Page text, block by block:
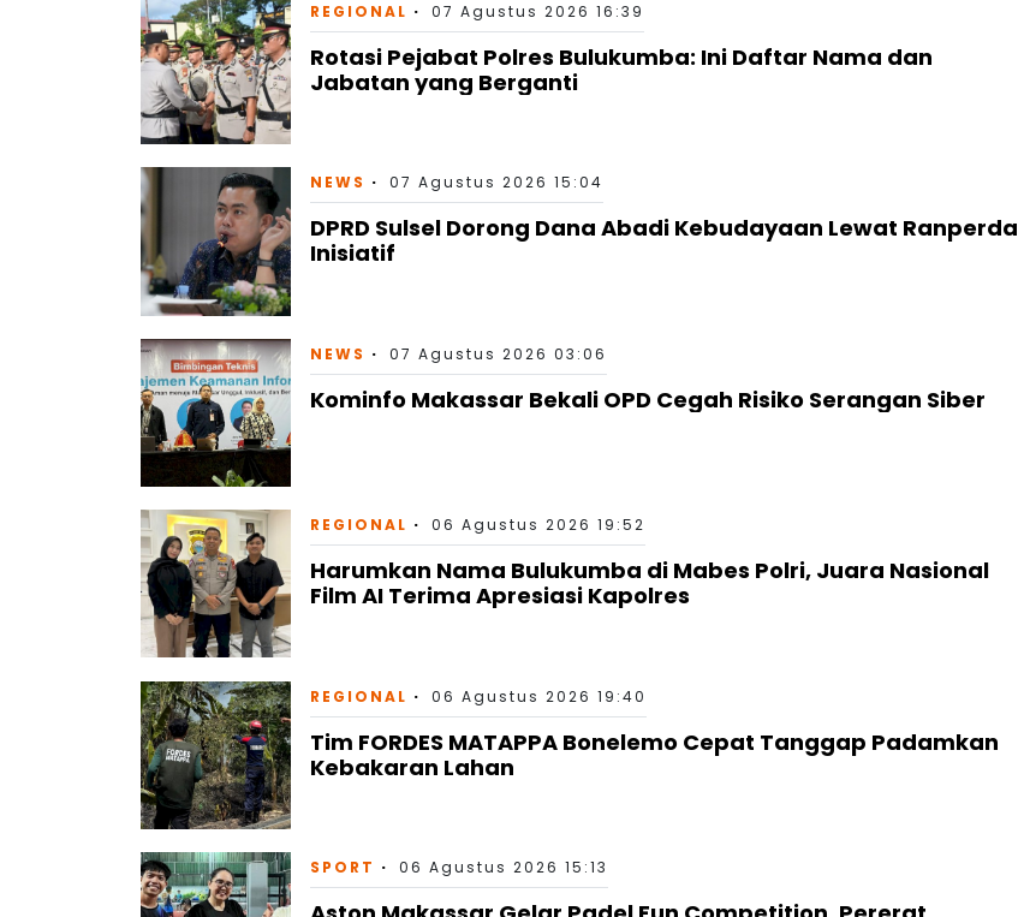
REGIONAL 07 Agustus 2026 16:39
Rotasi Pejabat Polres Bulukumba: Ini Daftar Nama dan
Jabatan yang Berganti
NEWS 07 Agustus 2026 15:04
DPRD Sulsel Dorong Dana Abadi Kebudayaan Lewat Ranperda
Inisiatif
NEWS 07 Agustus 2026 03:06
Kominfo Makassar Bekali OPD Cegah Risiko Serangan Siber
REGIONAL 06 Agustus 2026 19:52
Harumkan Nama Bulukumba di Mabes Polri, Juara Nasional
Film AI Terima Apresiasi Kapolres
REGIONAL 06 Agustus 2026 19:40
Tim FORDES MATAPPA Bonelemo Cepat Tanggap Padamkan
Kebakaran Lahan
SPORT 06 Agustus 2026 15:13